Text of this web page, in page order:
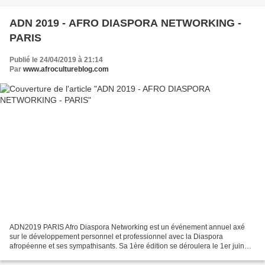
ADN 2019 - AFRO DIASPORA NETWORKING -
PARIS
Publié le 24/04/2019 à 21:14
Par www.afrocultureblog.com
ADN2019 PARIS Afro Diaspora Networking est un événement annuel axé
sur le développement personnel et professionnel avec la Diaspora
afropéenne et ses sympathisants. Sa 1ère édition se déroulera le 1er juin